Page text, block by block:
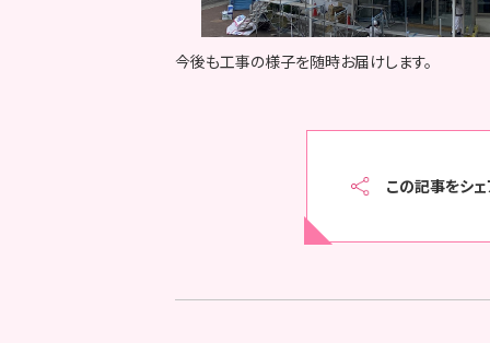
今後も工事の様子を随時お届けします。
この記事をシ